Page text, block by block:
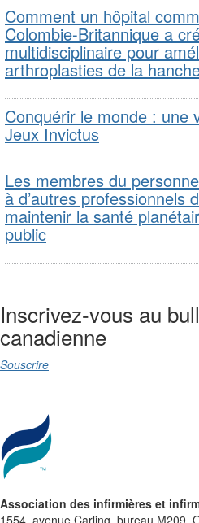
Comment un hôpital
Colombie-Britannique a
multidisciplinaire pour
arthroplasties de la
Conquérir le monde : une
Jeux Invictus
Les membres du
à d’autres professionnels
maintenir la santé
public
Inscrivez-vous au
canadienne
Souscrire
Association des infirmières et